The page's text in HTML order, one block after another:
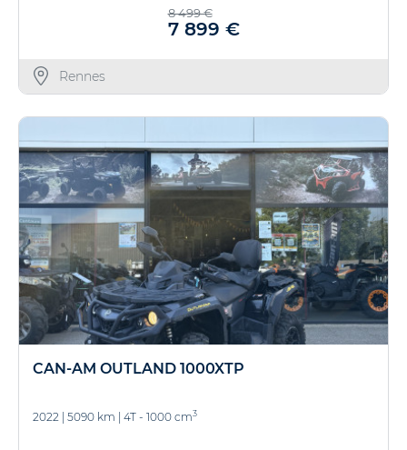
8 499 €
7 899 €
Rennes
CAN-AM OUTLAND 1000XTP
2022 | 5090 km | 4T - 1000 cm3